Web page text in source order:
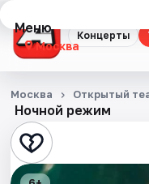
Концерты
Меню
Москва
Концерты
Театр
Стендап
Ночной режим
Москва Открытый